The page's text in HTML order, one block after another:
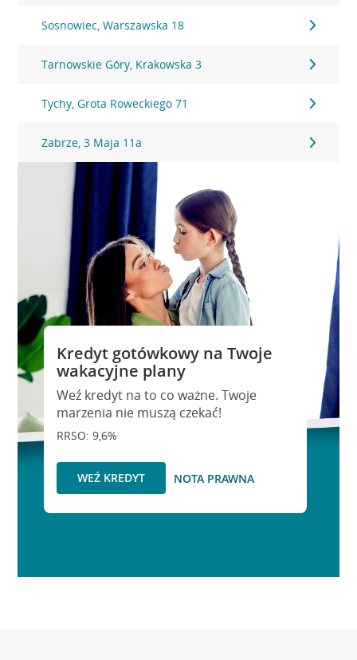
Sosnowiec, Warszawska 18
Tarnowskie Góry, Krakowska 3
Tychy, Grota Roweckiego 71
Zabrze, 3 Maja 11a
Kredyt gotówkowy na Twoje
wakacyjne plany
Weź kredyt na to co ważne. Twoje
marzenia nie muszą czekać!
RRSO: 9,6%
WEŹ KREDYT NOTA PRAWNA